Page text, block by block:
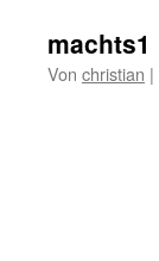
machts1
Von christian |